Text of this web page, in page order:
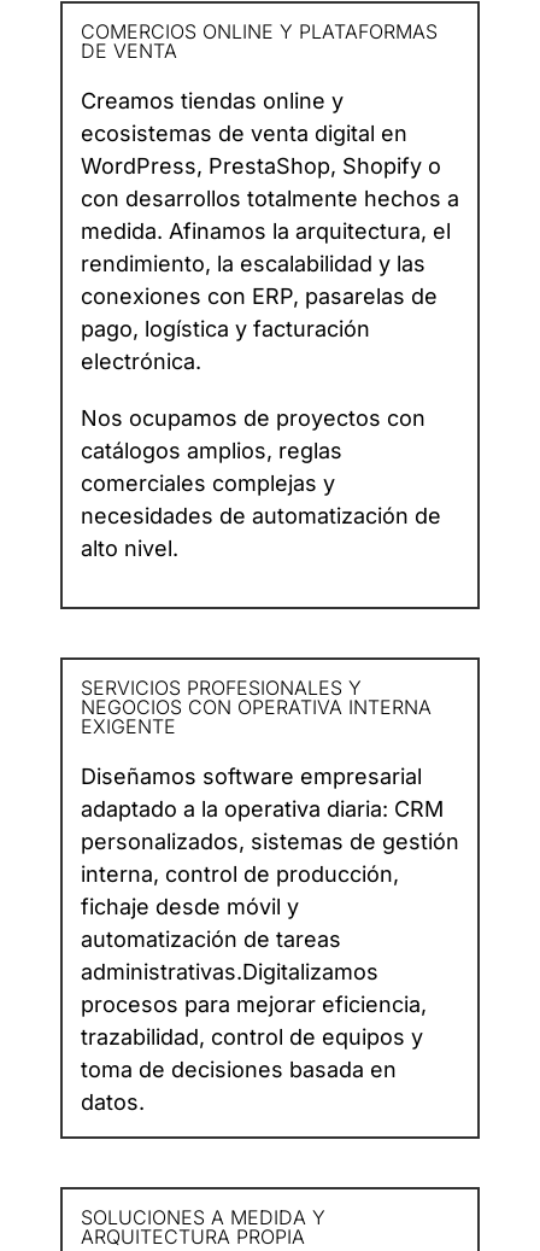
COMERCIOS ONLINE Y PLATAFORMAS
DE VENTA
Creamos tiendas online y
ecosistemas de venta digital en
WordPress, PrestaShop, Shopify o
con desarrollos totalmente hechos a
medida. Afinamos la arquitectura, el
rendimiento, la escalabilidad y las
conexiones con ERP, pasarelas de
pago, logística y facturación
electrónica.
Nos ocupamos de proyectos con
catálogos amplios, reglas
comerciales complejas y
necesidades de automatización de
alto nivel.
SERVICIOS PROFESIONALES Y
NEGOCIOS CON OPERATIVA INTERNA
EXIGENTE​
Diseñamos software empresarial
adaptado a la operativa diaria: CRM
personalizados, sistemas de gestión
interna, control de producción,
fichaje desde móvil y
automatización de tareas
administrativas.Digitalizamos
procesos para mejorar eficiencia,
trazabilidad, control de equipos y
toma de decisiones basada en
datos.
SOLUCIONES A MEDIDA Y
ARQUITECTURA PROPIA